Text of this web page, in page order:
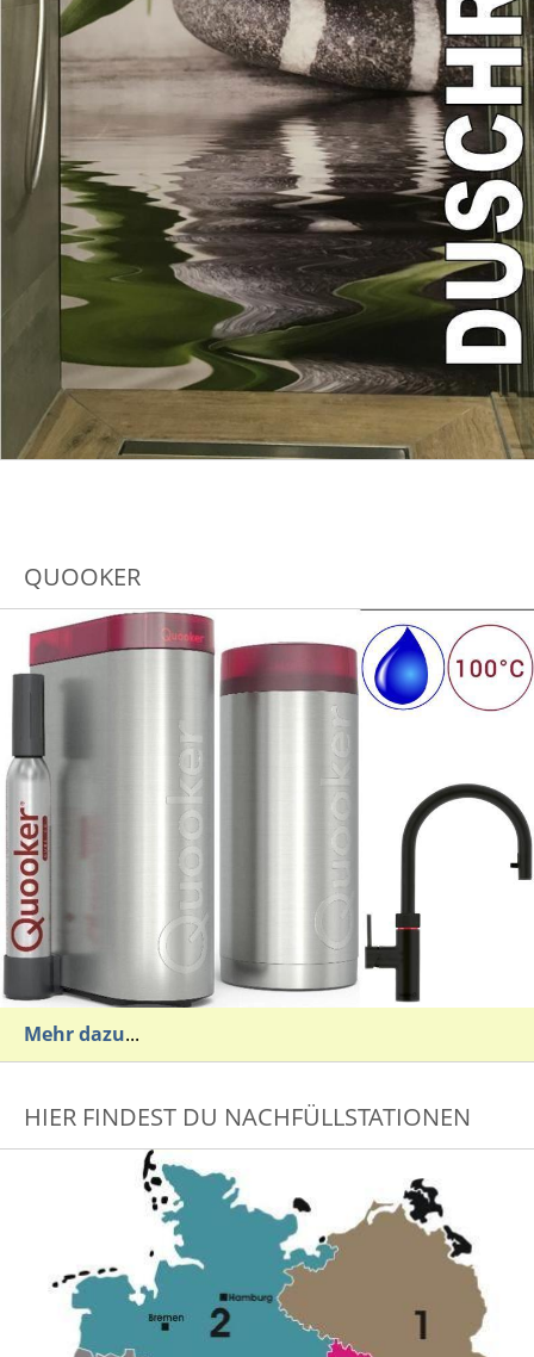
QUOOKER
Mehr dazu...
HIER FINDEST DU NACHFÜLLSTATIONEN